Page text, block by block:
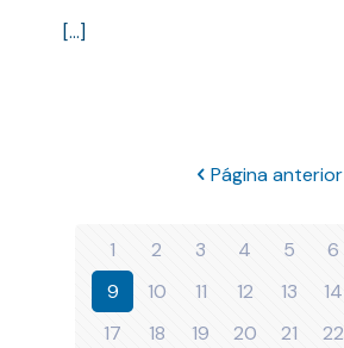
[…]
Página anterior
1 2 3 4 5 6
9
10 11 12 13 14
17
18 19 20 21 22